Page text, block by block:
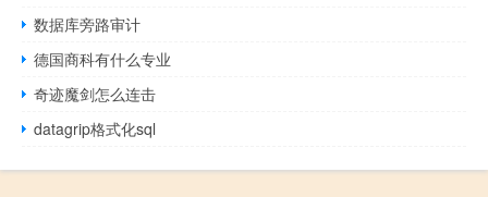
数据库旁路审计
德国商科有什么专业
奇迹魔剑怎么连击
datagrip格式化sql